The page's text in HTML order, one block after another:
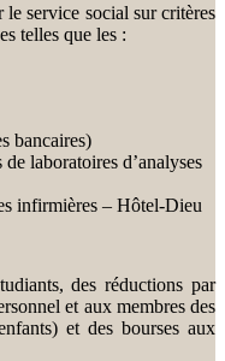
le service social sur critères
telles que les :
bancaires)
laboratoires d’analyses
infirmières – Hôtel-Dieu
des réductions par
et aux membres des
et des bourses aux